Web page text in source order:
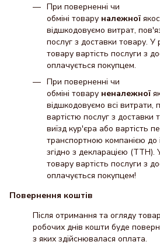
При поверненні чи
обміні товару належної
відшкодовуємо витрат,
послуг з доставки товару. У
товару вартість послуги з
оплачується покупцем.
При поверненні чи
обміні товару неналежної
відшкодовуємо всі витрати,
вартістю послуг з доставки
виїзд кур'єра або вартість
транспортною компанією до
згідно з декларацією (ТТН).
товару вартість послуги з
оплачується покупцем!
Повернення коштів
Після отримання та огляду
робочих днів кошти буде
з яких здійснювалася оплата.